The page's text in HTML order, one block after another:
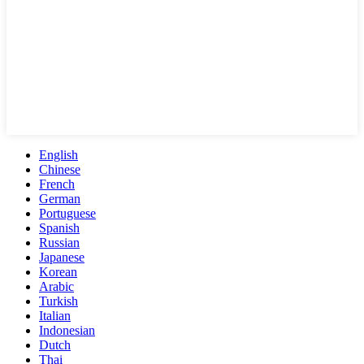
English
Chinese
French
German
Portuguese
Spanish
Russian
Japanese
Korean
Arabic
Turkish
Italian
Indonesian
Dutch
Thai